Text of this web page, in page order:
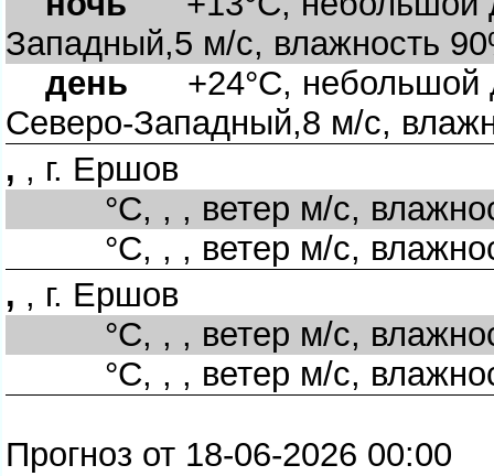
Западный,5 м/с, влажность
день +24°C, небольшой
Северо-Западный,8 м/с,
, , г. Ершо
°C, , , ветер м/с,
°C, , , ветер м/с,
, , г. Ершо
°C, , , ветер м/с,
°C, , , ветер м/с,
Прогноз от 18-06-2026 00:00